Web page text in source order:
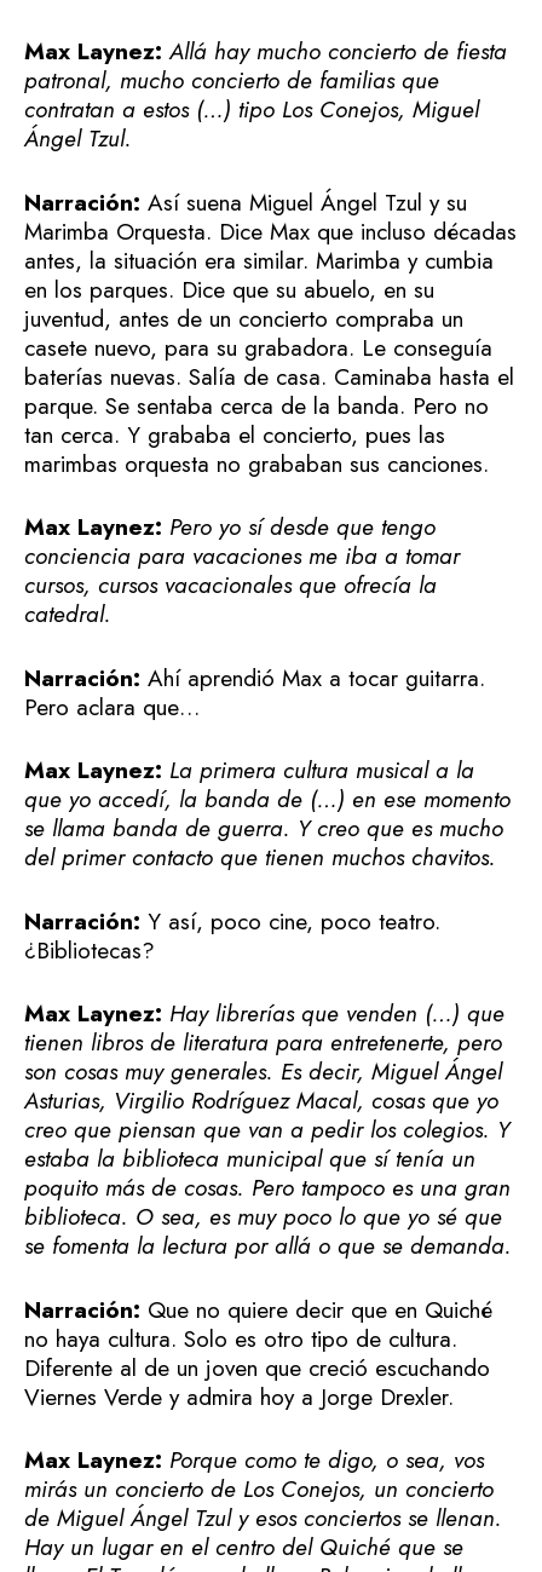
Max Laynez:Allá hay mucho concierto de fiesta
patronal, mucho concierto de familias que
contratan a estos (…) tipo Los Conejos, Miguel
Ángel Tzul.
Narración: Así suena Miguel Ángel Tzul y su
Marimba Orquesta. Dice Max que incluso décadas
antes, la situación era similar. Marimba y cumbia
en los parques. Dice que su abuelo, en su
juventud, antes de un concierto compraba un
casete nuevo, para su grabadora. Le conseguía
baterías nuevas. Salía de casa. Caminaba hasta el
parque. Se sentaba cerca de la banda. Pero no
tan cerca. Y grababa el concierto, pues las
marimbas orquesta no grababan sus canciones.
Max Laynez: Pero yo sí desde que tengo
conciencia para vacaciones me iba a tomar
cursos, cursos vacacionales que ofrecía la
catedral.
Narración: Ahí aprendió Max a tocar guitarra.
Pero aclara que…
Max Laynez: La primera cultura musical a la
que yo accedí, la banda de (…) en ese momento
se llama banda de guerra. Y creo que es mucho
del primer contacto que tienen muchos chavitos.
Narración: Y así, poco cine, poco teatro.
¿Bibliotecas?
Max Laynez: Hay librerías que venden (…) que
tienen libros de literatura para entretenerte, pero
son cosas muy generales. Es decir, Miguel Ángel
Asturias, Virgilio Rodríguez Macal, cosas que yo
creo que piensan que van a pedir los colegios. Y
estaba la biblioteca municipal que sí tenía un
poquito más de cosas. Pero tampoco es una gran
biblioteca. O sea, es muy poco lo que yo sé que
se fomenta la lectura por allá o que se demanda.
Narración: Que no quiere decir que en Quiché
no haya cultura. Solo es otro tipo de cultura.
Diferente al de un joven que creció escuchando
Viernes Verde y admira hoy a Jorge Drexler.
Max Laynez: Porque como te digo, o sea, vos
mirás un concierto de Los Conejos, un concierto
de Miguel Ángel Tzul y esos conciertos se llenan.
Hay un lugar en el centro del Quiché que se